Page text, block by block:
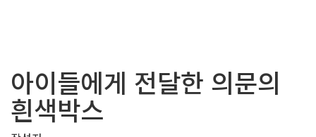
아이들에게 전달한 의문의
흰색박스